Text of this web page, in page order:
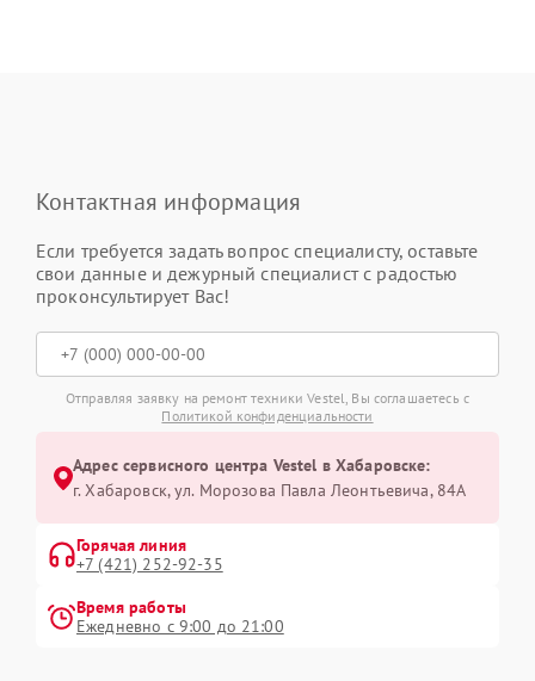
Контактная информация
Если требуется задать вопрос специалисту, оставьте
свои данные и дежурный специалист с радостью
проконсультирует Вас!
Отправляя заявку на ремонт техники Vestel, Вы соглашаетесь с
Политикой конфиденциальности
Адрес сервисного центра Vestel в Хабаровске:
г. Хабаровск, ул. Морозова Павла Леонтьевича, 84А
Горячая линия
+7 (421) 252-92-35
Время работы
Ежедневно с 9:00 до 21:00